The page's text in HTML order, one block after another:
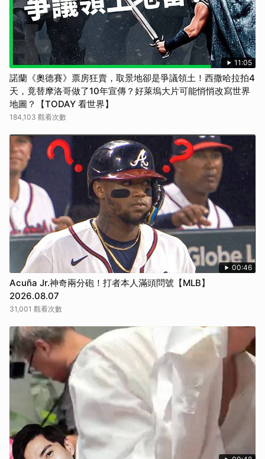
11:05
諾蘭《奧德賽》票房狂賣，取景地卻是爭議領土！西撒哈拉拍4
天，竟替摩洛哥做了10年宣傳？好萊塢大片可能悄悄改寫世界
地圖？【TODAY 看世界】
184,103 觀看次數
00:46
Acuña Jr.神奇兩分砲！打者本人滿頭問號【MLB】
2026.08.07
31,001 觀看次數